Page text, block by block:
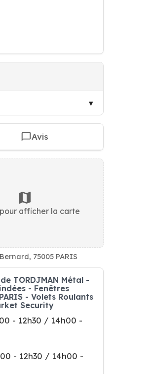
Avis
afficher la carte
75005 PARIS
TORDJMAN Métal -
- Fenêtres
- Volets Roulants
Security
- 12h30 / 14h00 -
- 12h30 / 14h00 -